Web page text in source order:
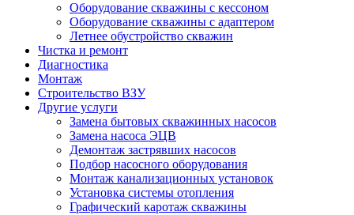
Оборудование скважины с кессоном
Оборудование скважины с адаптером
Летнее обустройство скважин
Чистка и ремонт
Диагностика
Монтаж
Строительство ВЗУ
Другие услуги
Замена бытовых скважинных насосов
Замена насоса ЭЦВ
Демонтаж застрявших насосов
Подбор насосного оборудования
Монтаж канализационных установок
Установка системы отопления
Графический каротаж скважины